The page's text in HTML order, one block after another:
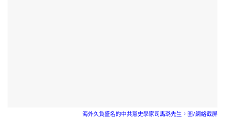
海外久負盛名的中共黨史學家司馬璐先生。圖/網絡截屏